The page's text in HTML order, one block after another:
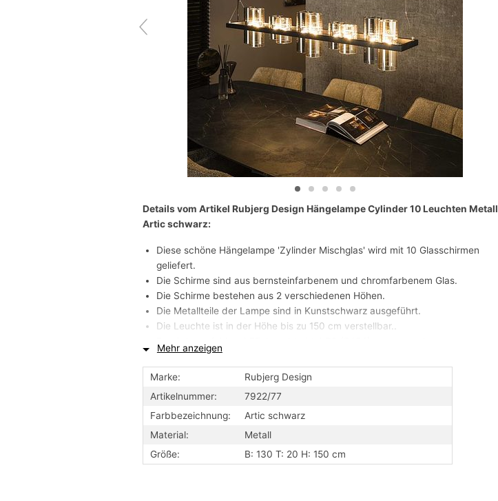
Details vom Artikel Rubjerg Design Hängelampe Cylinder 10 Leuchten Metall
Artic schwarz:
Diese schöne Hängelampe 'Zylinder Mischglas' wird mit 10 Glasschirmen
geliefert.
Die Schirme sind aus bernsteinfarbenem und chromfarbenem Glas.
Die Schirme bestehen aus 2 verschiedenen Höhen.
Die Metallteile der Lampe sind in Kunstschwarz ausgeführt.
Die Leuchte ist in der Höhe bis zu 150 cm verstellbar..
Schirm Abmessung: Ø 10 cm
Sicherheitsklasse: I
Max. Leistung: 60 W
Mehr anzeigen
Marke:
Rubjerg Design
Artikelnummer:
7922/77
Farbbezeichnung:
Artic schwarz
Material:
Metall
Größe:
B: 130 T: 20 H: 150 cm